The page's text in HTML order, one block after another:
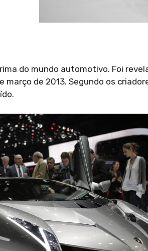
do mundo automotivo. Foi
de 2013. Segundo os